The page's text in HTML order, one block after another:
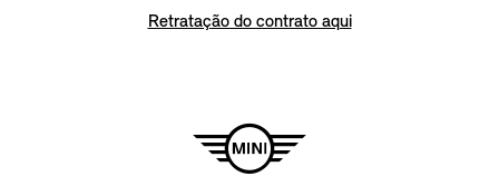
Retratação do contrato aqui